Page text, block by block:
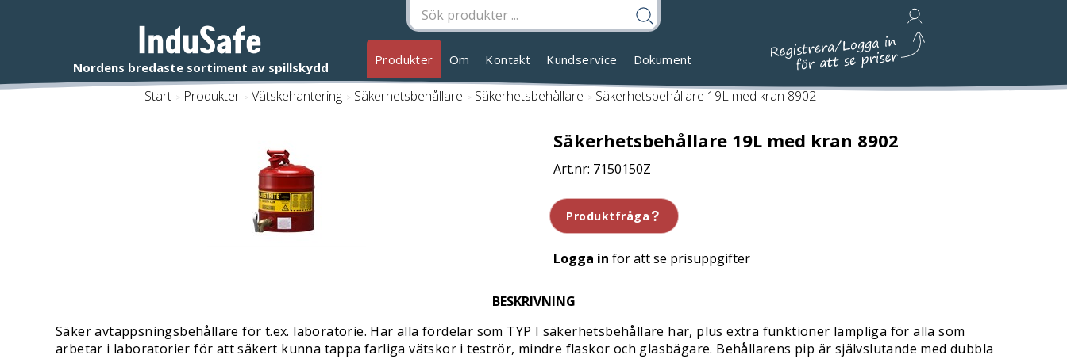
Produkter Om Kontakt Kundservice Dokument
Start / Produkter / Vätskehantering / Säkerhetsbehållare / Säkerhetsbehållare / Säkerhetsbehållare 19L med kran 8902
Säkerhetsbehållare 19L med kran 8902
7150150Z
Produktfråga
Logga in för att se prisuppgifter
BESKRIVNING
Säker avtappsningsbehållare för t.ex. laboratorie. Har alla fördelar som TYP I säkerhetsbehållare har, plus extra funktioner lämpliga för alla som
arbetar i laboratorier för att säkert kunna tappa farliga vätskor i teströr, mindre flaskor och glasbägare. Behållarens pip är självslutande med dubbla